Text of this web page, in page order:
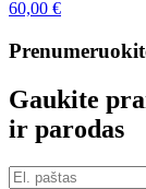
60,00 €
Gaukite
ir parodas